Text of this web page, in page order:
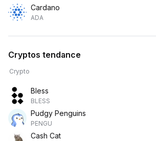
Cardano
ADA
Cryptos tendance
Crypto
Bless
BLESS
Pudgy Penguins
PENGU
Cash Cat